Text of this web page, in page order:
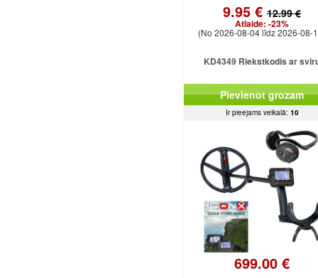
9.95 € 12.99 €
Atlaide: -23%
(No 2026-08-04 līdz 2026-08-
KD4349 Riekstkodis ar
Pievienot grozam
Ir pieejams veikalā: 10
699.00 €